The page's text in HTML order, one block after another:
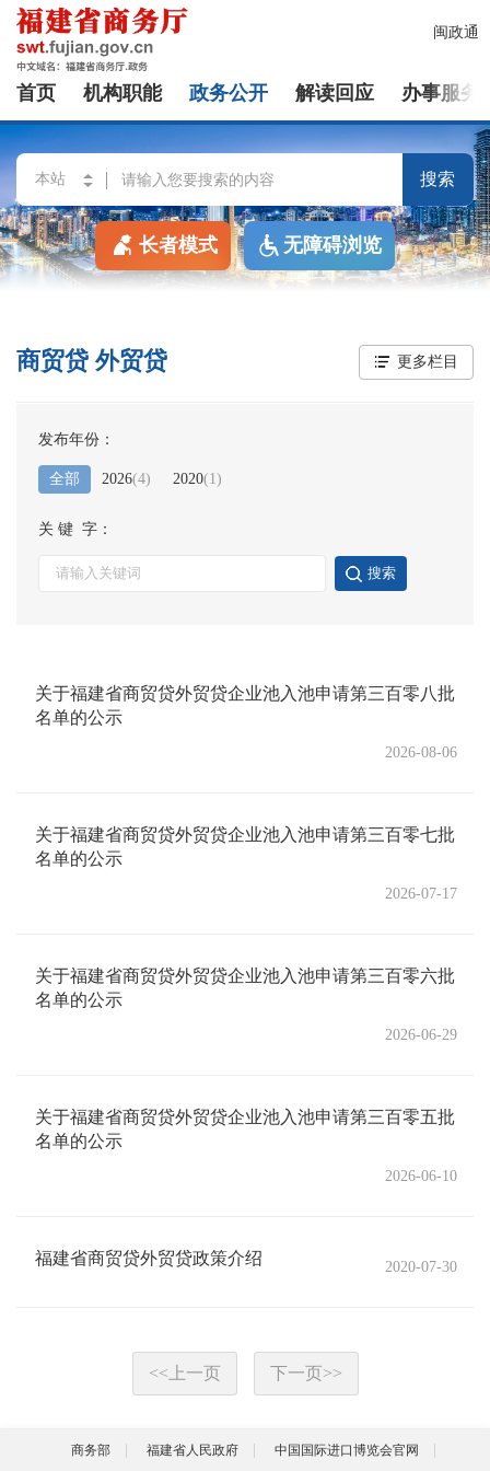
闽政通
首页 机构职能 政务公开 解读回应 办事服务
搜索
长者模式 无障碍浏览
商贸贷 外贸贷 更多栏目
发布年份：
全部 2026(4) 2020(1)
关 键 字：
搜索
关于福建省商贸贷外贸贷企业池入池申请第三百零八批
名单的公示
2026-08-06
关于福建省商贸贷外贸贷企业池入池申请第三百零七批
名单的公示
2026-07-17
关于福建省商贸贷外贸贷企业池入池申请第三百零六批
名单的公示
2026-06-29
关于福建省商贸贷外贸贷企业池入池申请第三百零五批
名单的公示
2026-06-10
福建省商贸贷外贸贷政策介绍 2020-07-30
<< 上一页 下一页>>
商务部 福建省人民政府 中国国际进口博览会官网